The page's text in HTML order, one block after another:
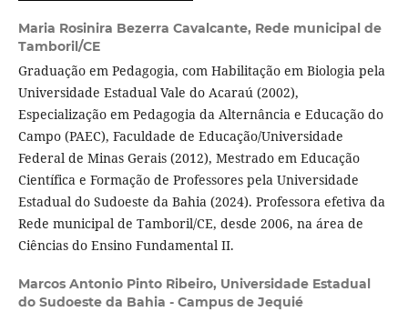
Maria Rosinira Bezerra Cavalcante, Rede municipal de
Tamboril/CE
Graduação em Pedagogia, com Habilitação em Biologia pela
Universidade Estadual Vale do Acaraú (2002),
Especialização em Pedagogia da Alternância e Educação do
Campo (PAEC), Faculdade de Educação/Universidade
Federal de Minas Gerais (2012), Mestrado em Educação
Científica e Formação de Professores pela Universidade
Estadual do Sudoeste da Bahia (2024). Professora efetiva da
Rede municipal de Tamboril/CE, desde 2006, na área de
Ciências do Ensino Fundamental II.
Marcos Antonio Pinto Ribeiro, Universidade Estadual
do Sudoeste da Bahia - Campus de Jequié